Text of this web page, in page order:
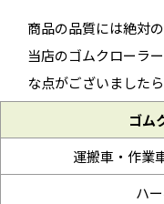
商品の品質には絶対
当店のゴムクローラ
な点がございました
ゴム
運搬車・作業
ハ